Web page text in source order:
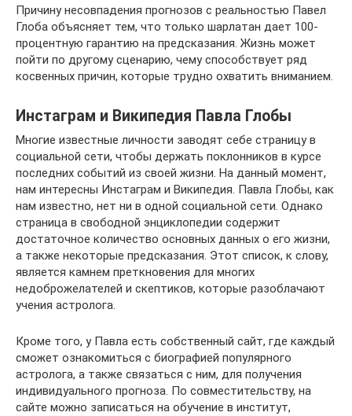
Причину несовпадения прогнозов с реальностью Павел
Глоба объясняет тем, что только шарлатан дает 100-
процентную гарантию на предсказания. Жизнь может
пойти по другому сценарию, чему способствует ряд
косвенных причин, которые трудно охватить вниманием.
Инстаграм и Википедия Павла Глобы
Многие известные личности заводят себе страницу в
социальной сети, чтобы держать поклонников в курсе
последних событий из своей жизни. На данный момент,
нам интересны Инстаграм и Википедия. Павла Глобы, как
нам известно, нет ни в одной социальной сети. Однако
страница в свободной энциклопедии содержит
достаточное количество основных данных о его жизни,
а также некоторые предсказания. Этот список, к слову,
является камнем преткновения для многих
недоброжелателей и скептиков, которые разоблачают
учения астролога.
Кроме того, у Павла есть собственный сайт, где каждый
сможет ознакомиться с биографией популярного
астролога, а также связаться с ним, для получения
индивидуального прогноза. По совместительству, на
сайте можно записаться на обучение в институт,